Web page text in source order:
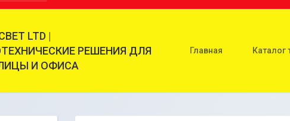
LTD |
РЕШЕНИЯ ДЛЯ
И ОФИСА
Главная Каталог